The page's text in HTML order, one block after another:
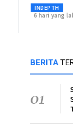
INDEPTH
6 hari yang
BERITA
01